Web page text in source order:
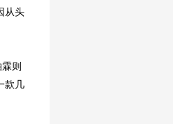
从头
则
款几